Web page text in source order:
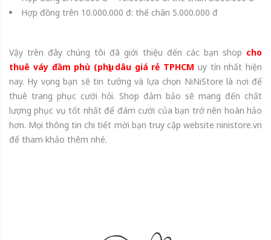
Hợp đồng trên 10.000.000 đ: thế chân 5.000.000 đ
Vậy trên đây chúng tôi đã giới thiệu đến các bạn shop cho
thuê váy đầm phù (phụ) dâu giá rẻ TPHCM uy tín nhất hiện
nay. Hy vọng bạn sẽ tin tưởng và lựa chọn NiNiStore là nơi để
thuê trang phục cưới hỏi. Shop đảm bảo sẽ mang đến chất
lượng phục vụ tốt nhất để đám cưới của bạn trở nên hoàn hảo
hơn. Mọi thông tin chi tiết mời bạn truy cập website ninistore.vn
để tham khảo thêm nhé.